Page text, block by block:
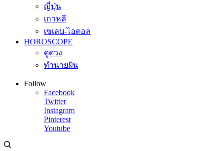
ญี่ปุ่น
เกาหลี
เซเลบ-ไอดอล
HOROSCOPE
ดูดวง
ทำนายฝัน
Follow
Facebook
Twitter
Instagram
Pinterest
Youtube